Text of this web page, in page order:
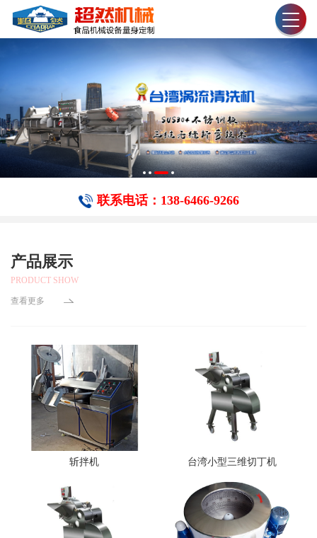
联系电话：138-6466-​9266
产品展示
PRODUCT SHOW
查看更多
斩拌机 台湾小型三维切丁机